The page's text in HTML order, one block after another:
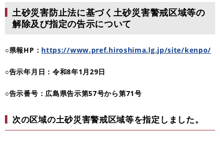
。
土砂災害防止法に基づく土砂災害警戒区域等の
解除及び指定の告示について
○県報HP： https://www.pref.hiroshima.lg.jp/site/kenpo/
○告示年月日：令和8年1月29日
○告示番号：広島県告示第57号から第71号
​次の区域の土砂災害警戒区域等を指定しました。